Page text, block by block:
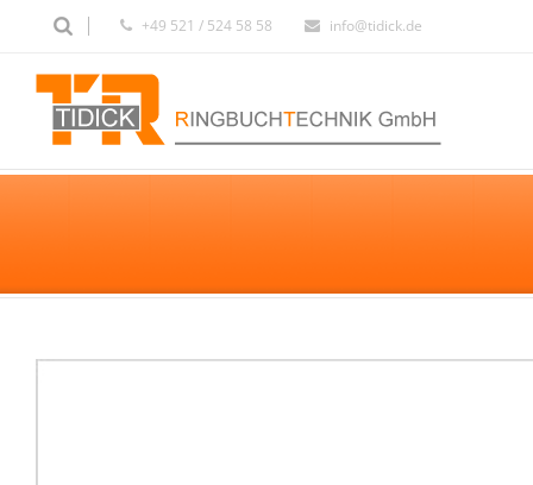
+49 521 / 524 58 58 info@tidick.de